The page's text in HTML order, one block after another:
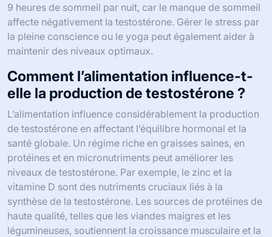
9 heures de sommeil par nuit, car le manque de sommeil
affecte négativement la testostérone. Gérer le stress par
la pleine conscience ou le yoga peut également aider à
maintenir des niveaux optimaux.
Comment l’alimentation influence-t-
elle la production de testostérone ?
L’alimentation influence considérablement la production
de testostérone en affectant l’équilibre hormonal et la
santé globale. Un régime riche en graisses saines, en
protéines et en micronutriments peut améliorer les
niveaux de testostérone. Par exemple, le zinc et la
vitamine D sont des nutriments cruciaux liés à la
synthèse de la testostérone. Les sources de protéines de
haute qualité, telles que les viandes maigres et les
légumineuses, soutiennent la croissance musculaire et la